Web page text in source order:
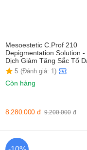
Mesoestetic C.Prof 210
Depigmentation Solution -
Dịch Giảm Tăng Sắc Tố
5 (Đánh giá: 1)
Còn hàng
9.200.000 đ
8.280.000 đ